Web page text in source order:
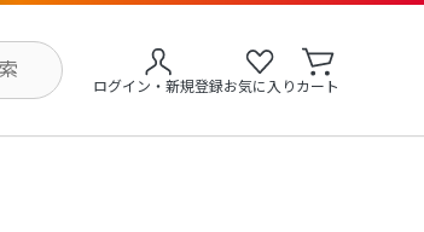
ログイン・新規登録お気に入り カート